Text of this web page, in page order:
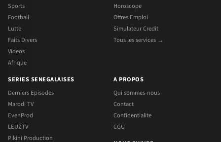
Sports
Football
Lutte
Faits Divers
Videos
Afrique
Horoscope
Offres Emploi
Simulateur Credit
Tous les services →
SERIES SENEGALAISES
Derniers Episodes
Marodi TV
EvenProd
LEUZTV
Pikini Production
A PROPOS
Qui sommes-nous
Contact
Confidentialite
CGU